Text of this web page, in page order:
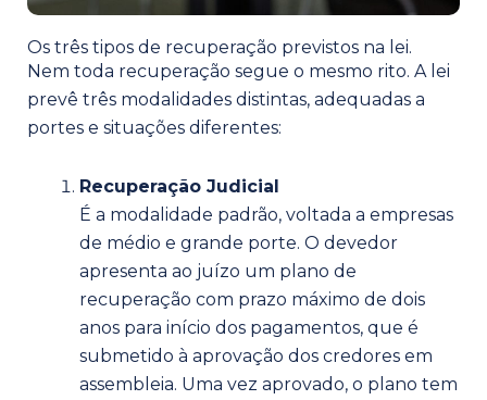
Os três tipos de recuperação previstos na lei.
Nem toda recuperação segue o mesmo rito. A lei
prevê três modalidades distintas, adequadas a
portes e situações diferentes:
Recuperação Judicial
É a modalidade padrão, voltada a empresas
de médio e grande porte. O devedor
apresenta ao juízo um plano de
recuperação com prazo máximo de dois
anos para início dos pagamentos, que é
submetido à aprovação dos credores em
assembleia. Uma vez aprovado, o plano tem